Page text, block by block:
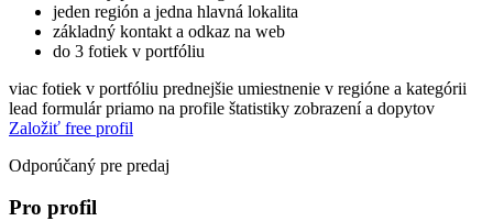
jeden región a jedna hlavná lokalita
základný kontakt a odkaz na web
do 3 fotiek v portfóliu
viac fotiek v portfóliu prednejšie umiestnenie v regióne a kategórii
lead formulár priamo na profile štatistiky zobrazení a dopytov
Založiť free profil
Odporúčaný pre predaj
Pro profil